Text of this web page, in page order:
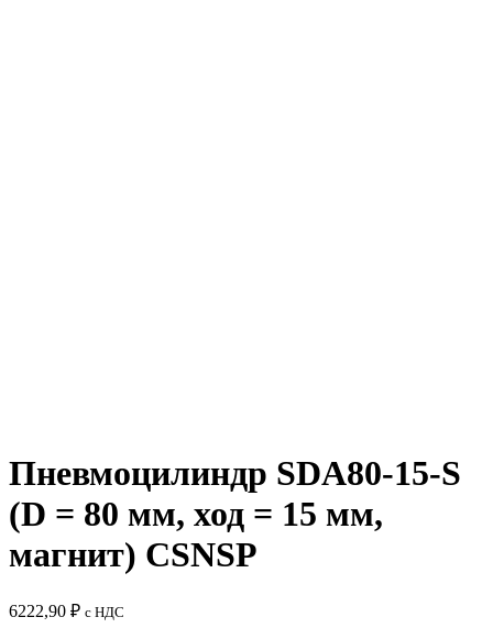
Пневмоцилиндр SDA80-15-S
(D = 80 мм, ход = 15 мм,
магнит) CSNSP
6222,90 ₽ с НДС